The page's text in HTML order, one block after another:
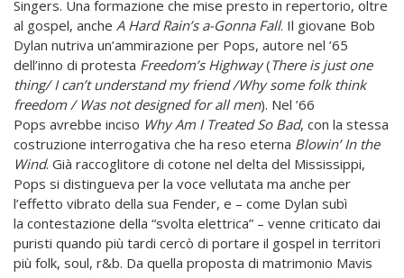
Singers. Una formazione che mise presto in repertorio, oltre
al gospel, anche A Hard Rain’s a-Gonna Fall. Il giovane Bob
Dylan nutriva un’ammirazione per Pops, autore nel ’65
dell’inno di protesta Freedom’s Highway(There is just one
thing/ I can’t understand my friend /Why some folk think
freedom / Was not designed for all men). Nel ’66
Pops avrebbe inciso Why Am I Treated So Bad, con la stessa
costruzione interrogativa che ha reso eterna Blowin’ In the
Wind. Già raccoglitore di cotone nel delta del Mississippi,
Pops si distingueva per la voce vellutata ma anche per
l’effetto vibrato della sua Fender, e – come Dylan subì
la contestazione della “svolta elettrica” – venne criticato dai
puristi quando più tardi cercò di portare il gospel in territori
più folk, soul, r&b. Da quella proposta di matrimonio Mavis